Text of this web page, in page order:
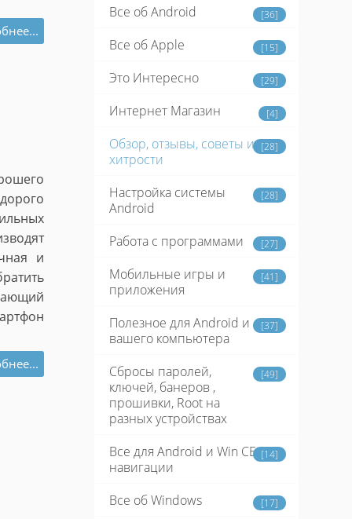
и
Все об Android [36]
Все об Apple [15]
Это Интересно [29]
Интернет Магазин [4]
Обзор, отзывы, советы и
хитрости
[28]
Настройка системы
Android
[28]
Работа с программами [27]
Мобильные игры и
приложения
[41]
Полезное для Android и
вашего компьютера
[37]
Сбросы паролей,
ключей, банеров ,
прошивки, Root на
разных устройствах
[49]
Все для Android и Win CE
навигации
[14]
Все об Windows [17]